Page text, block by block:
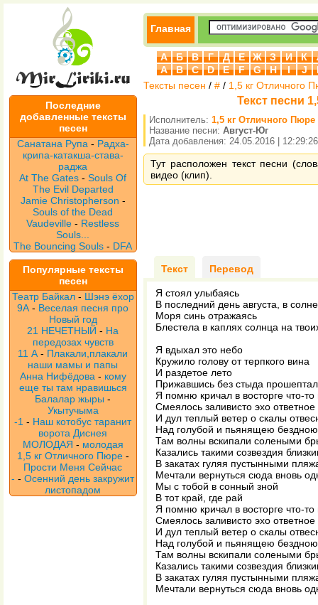
Последние
добавленные тексты
песен
Санатана Рупа - Радха-
крипа-катакша-става-
раджа
At The Gates -Souls Of
The Evil Departed
Jamie Christopherson -
Souls of the Dead
Vaudeville- Restless
Souls...
The Bouncing Souls - DFA
Популярные тексты
песен
Театр Байкал - Шэнэ ёхор
9А - Веселая песня про
Новый год
21 НЕЧЕТНЫЙ - На
передозах чувств
11 А - Плакали,плакали
наши мамы и папы
Анна Нифёдова - кому
еще ты там нравишься
Балалар жыры -
Укытучыма
-1 - Наш котобус таранит
ворота Диснея
МОЛОДАЯ - молодая
1,5 кг Отличного Пюре -
Прости Меня Сейчас
- -Осенний день закружит
листопадом
Главная
А Б В Г Д Е Ж З И К
A
B C D E F G H I J
Тексты песен / # / 1,5 кг Отличного
Текст песни
Исполнитель: 1,5 кг Отличного Пюре
Название песни: Август-Юг
Дата добавления: 24.05.2016 | 12:29:26
Тут расположен текст песни
видео (клип).
Текст Перевод
Я стоял улыбаясь
В последний день августа, в
Моря синь отражаясь
Блестела в каплях солнца на
Я вдыхал это небо
Кружило голову от терпкого вина
И раздетое лето
Прижавшись без стыда
Я помню кричал в восторге что-
Смеялось заливисто эхо ответное
И дул теплый ветер о скалы
Над голубой и пьянящею бездною
Там волны вскипали солеными
Казались такими созвездия
В закатах гуляя пустынными
Мечтали вернуться сюда вновь
Мы с тобой в сонный зной
В тот край, где рай
Я помню кричал в восторге что-
Смеялось заливисто эхо ответное
И дул теплый ветер о скалы
Над голубой и пьянящею бездною
Там волны вскипали солеными
Казались такими созвездия
В закатах гуляя пустынными
Мечтали вернуться сюда вновь